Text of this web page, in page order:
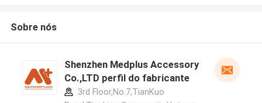
Sobre nós
Shenzhen Medplus Accessory
Co.,LTD perfil do fabricante
3rd Floor,No.7,TianKuo